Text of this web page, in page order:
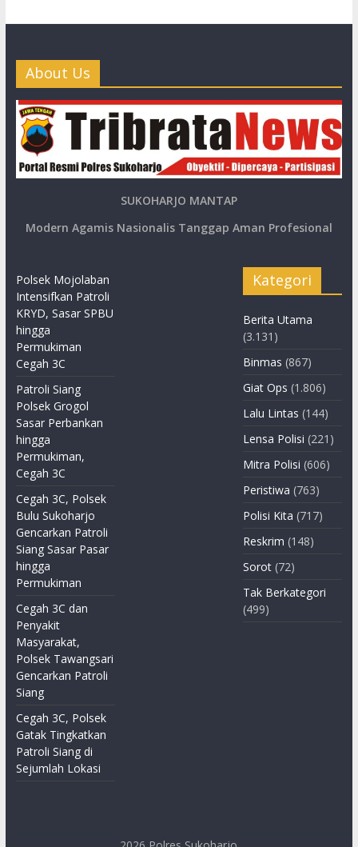
About Us
SUKOHARJO MANTAP
Modern Agamis Nasionalis Tanggap Aman Profesional
Polsek Mojolaban
Intensifkan Patroli
KRYD, Sasar SPBU
hingga
Permukiman
Cegah 3C
Patroli Siang
Polsek Grogol
Sasar Perbankan
hingga
Permukiman,
Cegah 3C
Cegah 3C, Polsek
Bulu Sukoharjo
Gencarkan Patroli
Siang Sasar Pasar
hingga
Permukiman
Cegah 3C dan
Penyakit
Masyarakat,
Polsek Tawangsari
Gencarkan Patroli
Siang
Cegah 3C, Polsek
Gatak Tingkatkan
Patroli Siang di
Sejumlah Lokasi
Kategori
Berita Utama
(3.131)
Binmas (867)
Giat Ops (1.806)
Lalu Lintas (144)
Lensa Polisi (221)
Mitra Polisi (606)
Peristiwa (763)
Polisi Kita (717)
Reskrim (148)
Sorot (72)
Tak Berkategori
(499)